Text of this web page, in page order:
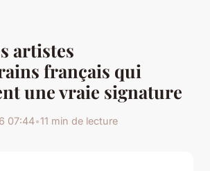
artistes
français qui
une vraie signature
07:44•11 min de lecture